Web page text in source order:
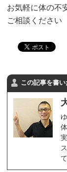
お気軽に体の不
ご相談ください
この記事を書い